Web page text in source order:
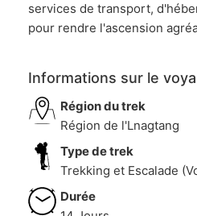
services de transport,
pour rendre l'ascension
Informations sur le
Région du trek
Région de l'Lnagtang
Type de trek
Trekking et Escalade
Durée